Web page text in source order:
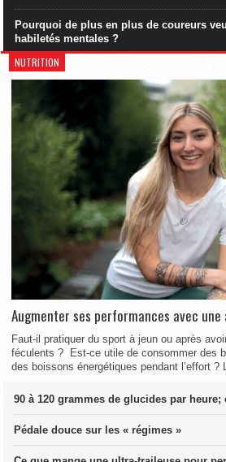
Pourquoi de plus en plus de coureurs
habiletés mentales ?
NUTRITION
Augmenter ses performances avec
Faut-il pratiquer du sport à jeun ou après
féculents ? Est-ce utile de consommer des
des boissons énergétiques pendant l’effort ?
90 à 120 grammes de glucides par heure;
Pédale douce sur les « régimes »